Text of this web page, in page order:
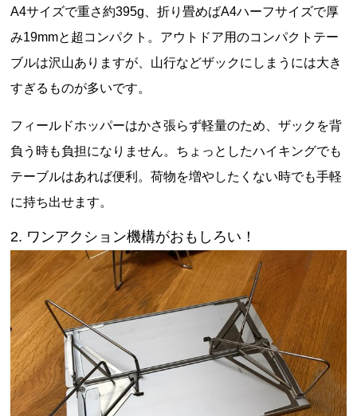
A4サイズで重さ約395g、折り畳めばA4ハーフサイズで厚
み19mmと超コンパクト。アウトドア用のコンパクトテー
ブルは沢山ありますが、山行などザックにしまうには大き
すぎるものが多いです。
フィールドホッパーはかさ張らず軽量のため、ザックを背
負う時も負担になりません。ちょっとしたハイキングでも
テーブルはあれば便利。荷物を増やしたくない時でも手軽
に持ち出せます。
2. ワンアクション機構がおもしろい！